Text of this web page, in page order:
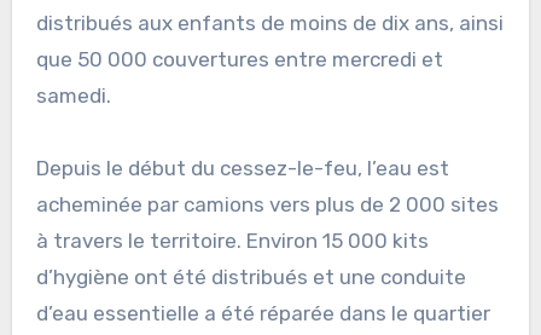
distribués aux enfants de moins de dix ans, ainsi
que 50 000 couvertures entre mercredi et
samedi.
Depuis le début du cessez-le-feu, l’eau est
acheminée par camions vers plus de 2 000 sites
à travers le territoire. Environ 15 000 kits
d’hygiène ont été distribués et une conduite
d’eau essentielle a été réparée dans le quartier